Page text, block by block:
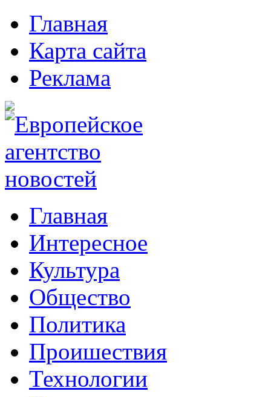
Главная
Карта сайта
Реклама
Главная
Интересное
Культура
Общество
Политика
Проишествия
Технологии